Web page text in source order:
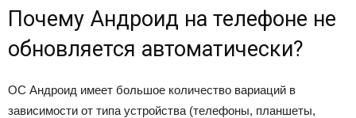
Почему Андроид на телефоне не
обновляется автоматически?
ОС Андроид имеет большое количество вариаций в
зависимости от типа устройства (телефоны, планшеты,